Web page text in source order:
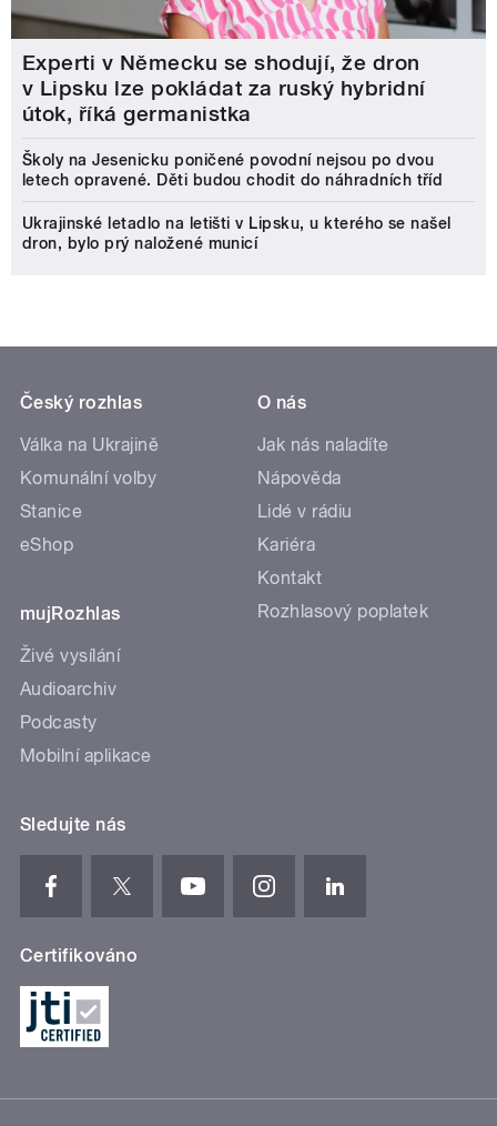
Experti v Německu se shodují, že dron
v Lipsku lze pokládat za ruský hybridní
útok, říká germanistka
Školy na Jesenicku poničené povodní nejsou po dvou
letech opravené. Děti budou chodit do náhradních tříd
Ukrajinské letadlo na letišti v Lipsku, u kterého se našel
dron, bylo prý naložené municí
Český rozhlas
Válka na Ukrajině
Komunální volby
Stanice
eShop
mujRozhlas
Živé vysílání
Audioarchiv
Podcasty
Mobilní aplikace
O nás
Jak nás naladíte
Nápověda
Lidé v rádiu
Kariéra
Kontakt
Rozhlasový poplatek
Sledujte nás
Certifikováno